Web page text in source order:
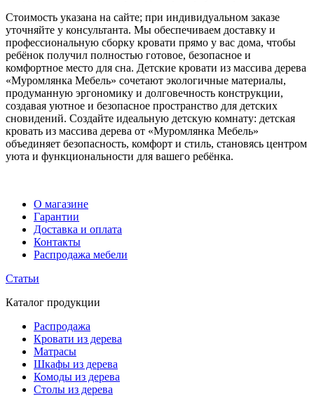
Стоимость указана на сайте; при индивидуальном заказе
уточняйте у консультанта. Мы обеспечиваем доставку и
профессиональную сборку кровати прямо у вас дома, чтобы
ребёнок получил полностью готовое, безопасное и
комфортное место для сна. Детские кровати из массива дерева
«Муромлянка Мебель» сочетают экологичные материалы,
продуманную эргономику и долговечность конструкции,
создавая уютное и безопасное пространство для детских
сновидений. Создайте идеальную детскую комнату: детская
кровать из массива дерева от «Муромлянка Мебель»
объединяет безопасность, комфорт и стиль, становясь центром
уюта и функциональности для вашего ребёнка.
О магазине
Гарантии
Доставка и оплата
Контакты
Распродажа мебели
Статьи
Каталог продукции
Распродажа
Кровати из дерева
Матрасы
Шкафы из дерева
Комоды из дерева
Столы из дерева